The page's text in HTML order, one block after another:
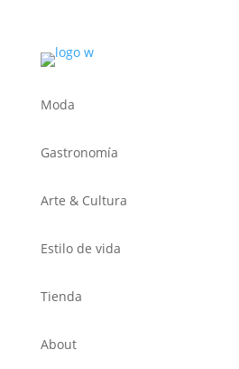
Moda
Gastronomía
Arte & Cultura
Estilo de vida
Tienda
About